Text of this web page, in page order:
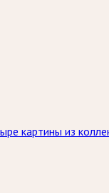
картины из